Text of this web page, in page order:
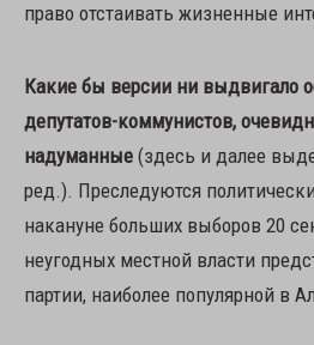
право отстаивать жизненные
Какие бы версии ни выдвигало
депутатов-коммунистов,
надуманные (здесь и далее
ред.). Преследуются
накануне больших выборов 20
неугодных местной власти
партии, наиболее популярной в